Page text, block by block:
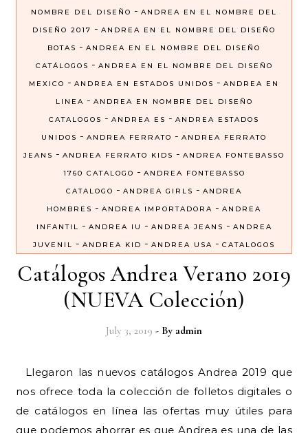
NOMBRE DEL DISEÑO - ANDREA EN EL NOMBRE DEL
DISEÑO 2017 - ANDREA EN EL NOMBRE DEL DISEÑO
BOTAS - ANDREA EN EL NOMBRE DEL DISEÑO
CATÁLOGOS - ANDREA EN EL NOMBRE DEL DISEÑO
MEXICO - ANDREA EN ESTADOS UNIDOS - ANDREA EN
LINEA - ANDREA EN NOMBRE DEL DISEÑO
CATALOGOS - ANDREA ES - ANDREA ESTADOS
UNIDOS - ANDREA FERRATO - ANDREA FERRATO
JEANS - ANDREA FERRATO KIDS - ANDREA FONTEBASSO
1760 CATALOGO - ANDREA FONTEBASSO
CATALOGO - ANDREA GIRLS - ANDREA
HOMBRES - ANDREA IMPORTADORA - ANDREA
INFANTIL
- ANDREA IU - ANDREA JEANS - ANDREA
JUVENIL
- ANDREA KID - ANDREA USA - CATALOGOS
Catálogos Andrea Verano 2019
(NUEVA Colección)
July 3, 2019 - By admin
Llegaron las nuevos catálogos Andrea 2019 que
nos ofrece toda la colección de folletos digitales o
de catálogos en línea las ofertas muy útiles para
que podemos ahorrar es que Andrea es una de las